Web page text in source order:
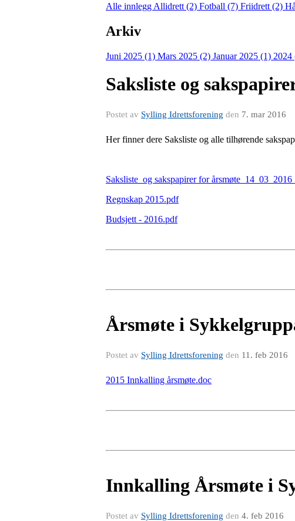
Alle innlegg Allidrett (2) Fotball (7) Friidrett (2)
Arkiv
Juni 2025 (1) Mars 2025 (2) Januar 2025 (1) 2024
Saksliste og
Postet av Sylling Idrettsforening den 7. mar 2016
Her finner dere Saksliste og alle tilhørende
Saksliste_og sakspapirer for
Regnskap 2015.pdf
Budsjett - 2016.pdf
Årsmøte i
Postet av Sylling Idrettsforening den 11. feb 2016
2015 Innkalling årsmøte.doc
Innkalling Årsmøte i
Postet av Sylling Idrettsforening den 4. feb 2016